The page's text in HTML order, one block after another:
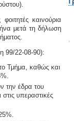
καινούρια
μετά τη δήλωση
99/22-08-90):
το Τμήμα, καθώς και
την έδρα του
υπεραστικές
*